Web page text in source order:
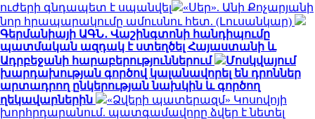
ուժերի գնդապետ է սպանվել
«Սեր». Անի Քոչարյանի
նոր հրապարակումը ամուսնու հետ. (Լուսանկար)
Գերմանիայի ԱԳՆ․ Վաշինգտոնի հանդիպումը
պատմական ազդակ է ստեղծել Հայաստանի և
Ադրբեջանի հարաբերություններում
Մոսկվայում
խարդախության գործով կալանավորել են դրոններ
արտադրող ընկերության նախկին և գործող
ղեկավարներին
«Ձվերի պատերազմ» Կոսովոյի
խորհրդարանում. պատգամավորը ձվեր է նետել